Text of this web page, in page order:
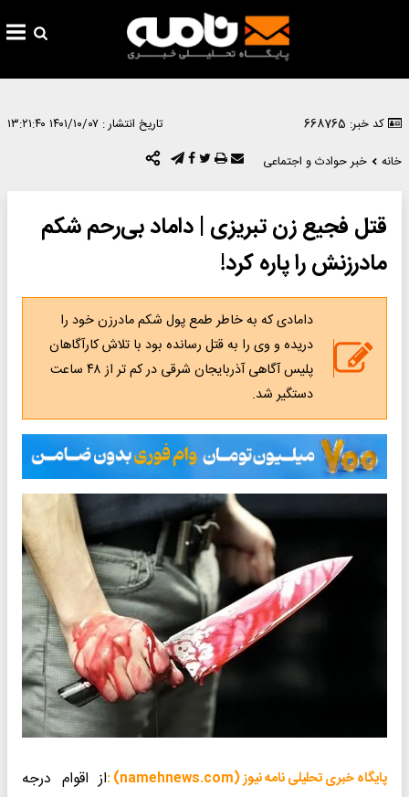
کد خبر: 668765 تاریخ انتشار : ۱۴۰۱/۱۰/۰۷ ۱۳:۲۱:۴۰
خانه
خبر حوادث و اجتماعی
قتل فجیع زن تبریزی | داماد بی‌رحم شکم
مادرزنش را پاره کرد!
دامادی که به خاطر طمع پول شکم مادرزن خود را
دریده و وی را به قتل رسانده بود با تلاش کارآگاهان
پلیس آگاهی آذربایجان شرقی در کم تر از ۴۸ ساعت
دستگیر شد.
پایگاه خبری تحلیلی نامه نیوز (namehnews.com) :
از اقوام درجه